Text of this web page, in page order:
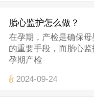
胎心监护怎么做？
在孕期，产检是确保母
的重要手段，而胎心监
孕期产检
2024-09-24